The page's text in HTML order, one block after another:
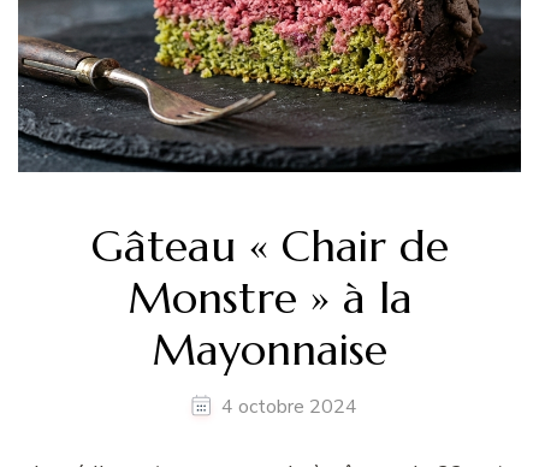
Gâteau « Chair de
Monstre » à la
Mayonnaise
4 octobre 2024